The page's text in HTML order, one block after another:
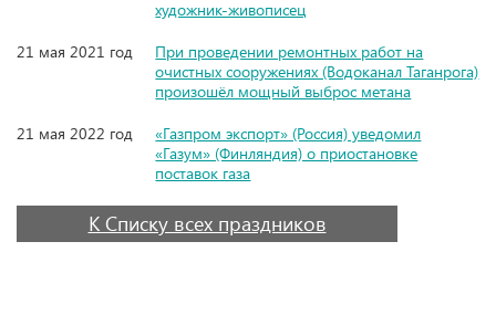
художник-живописец
21 мая 2021 год
При проведении ремонтных работ на
очистных сооружениях (Водоканал Таганрога)
произошёл мощный выброс метана
21 мая 2022 год
«Газпром экспорт» (Россия) уведомил
«Газум» (Финляндия) о приостановке
поставок газа
К Списку всех праздников